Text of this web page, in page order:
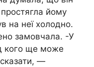
йому
на неї холодно.
замовчала. -У
кого ще може
—